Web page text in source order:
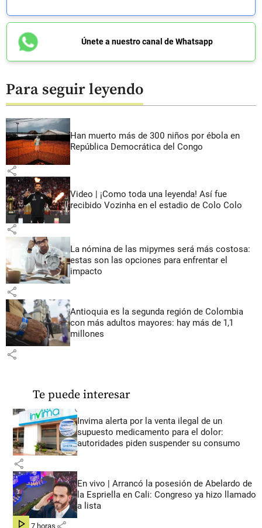
Únete a nuestro canal de Whatsapp
Para seguir leyendo
Han muerto más de 300 niños por ébola en
República Democrática del Congo
share
Video | ¡Como toda una leyenda! Así fue
recibido Vozinha en el estadio de Colo Colo
share
La nómina de las mipymes será más costosa:
estas son las opciones para enfrentar el
impacto
share
Antioquia es la segunda región de Colombia
con más adultos mayores: hay más de 1,1
millones
share
Te puede interesar
Invima alerta por la venta ilegal de un
supuesto medicamento para el dolor:
autoridades piden suspender su consumo
share
En vivo | Arrancó la posesión de Abelardo de
la Espriella en Cali: Congreso ya hizo llamado
a lista
hace 7 horas